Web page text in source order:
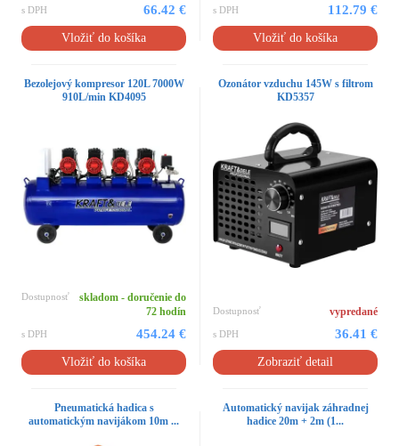
s DPH 66.42 €
Vložiť do košíka
s DPH 112.79 €
Vložiť do košíka
Bezolejový kompresor 120L 7000W
910L/min KD4095
Dostupnosť
skladom - doručenie do
72 hodín
s DPH 454.24 €
Vložiť do košíka
Ozonátor vzduchu 145W s filtrom
KD5357
Dostupnosť vypredané
s DPH 36.41 €
Zobraziť detail
Pneumatická hadica s
automatickým navijákom 10m ...
Automatický navijak záhradnej
hadice 20m + 2m (1...